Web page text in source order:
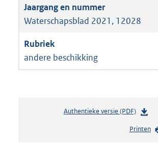
Waterschapsblad 2021, 12028
andere beschikking
Authentieke versie (PDF)b
s
Printen